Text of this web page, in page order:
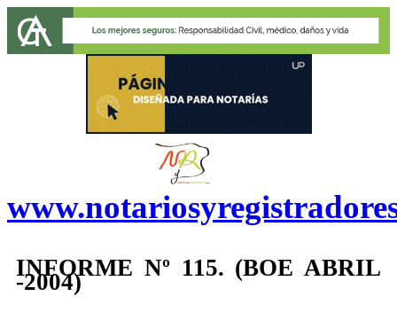
INFORME Nº 115. (BOE ABRIL
-2004)